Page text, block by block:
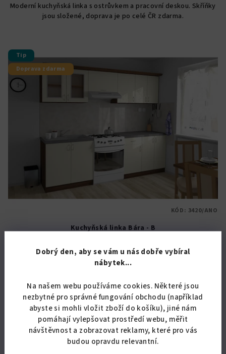
Dobrý den, aby se vám u nás dobře vybíral
nábytek...
Na našem webu používáme cookies. Některé jsou
nezbytné pro správné fungování obchodu (například
abyste si mohli vložit zboží do košíku), jiné nám
pomáhají vylepšovat prostředí webu, měřit
návštěvnost a zobrazovat reklamy, které pro vás
budou opravdu relevantní.
z
5
Moderní kuchyňská linka s ostrůvkem a pracovní deskou. Skříňky
jsou složené, doprava je po celé ČR zdarma.
Tip
Doprava zdarma
Kuchyňská linka Bára - B
26 520,66 Kč bez DPH
32 090 Kč
Detail
Cenově velmi zajímavá kuchyňská linka Bára B s pracovní deskou.
Doprava je po celé ČR zdarma.
KÓD: 3420/ANO